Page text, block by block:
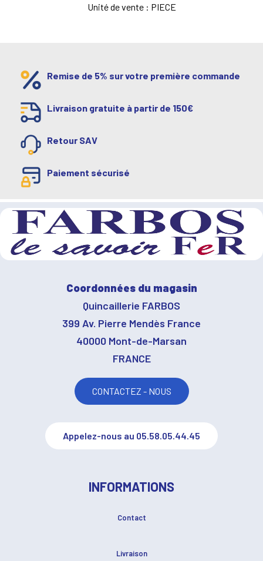
Unité de vente : PIECE
Remise de 5% sur votre première commande
Livraison gratuite à partir de 150€
Retour SAV
Paiement sécurisé
Coordonnées du magasin
Quincaillerie FARBOS
399 Av. Pierre Mendès France
40000 Mont-de-Marsan
FRANCE
CONTACTEZ - NOUS
Appelez-nous au 05.58.05.44.45
INFORMATIONS
Contact
Livraison